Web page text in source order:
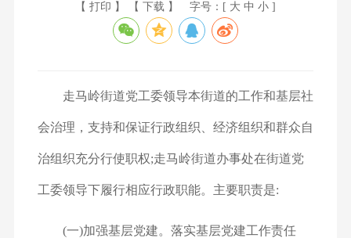
【 打印 】
【 下载 】 字号：[ 大 中 小 ]
走马岭街道党工委领导本街道的工作和基层社
会治理，支持和保证行政组织、经济组织和群众自
治组织充分行使职权;走马岭街道办事处在街道党
工委领导下履行相应行政职能。主要职责是:
(一)加强基层党建。落实基层党建工作责任